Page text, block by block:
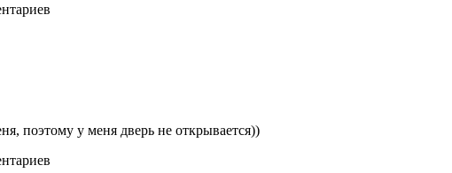
поэтому у меня дверь не открывается))